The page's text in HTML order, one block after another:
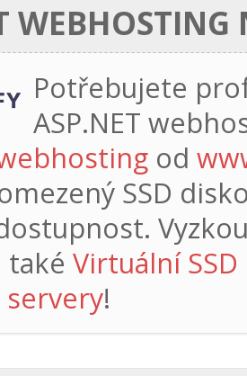
WEBHOSTING
Potřebujete
ASP.NET
od
SSD
také Virtuální
servery!